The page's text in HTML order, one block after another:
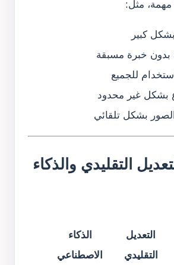
مهمة، مثل:
كبير
بدون خبرة مسبقة
للجميع
بشكل غير محدود
بشكل تلقائي
التقليدي والذكاء
التعديل
التقليدي
الذكاء
الاصطناعي